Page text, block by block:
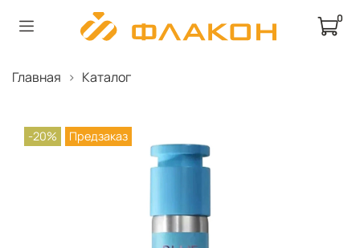
0
Главная Каталог
-20% Предзаказ